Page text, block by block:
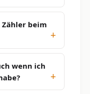
beim
wenn ich